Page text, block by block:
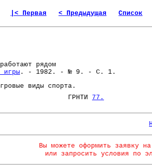
|< Первая < Предыдущая Список
рядом
игры . - 1982. - № 9. - С. 1.
виды спорта.
77.
Вы можете оформить заявку
или запросить условия по